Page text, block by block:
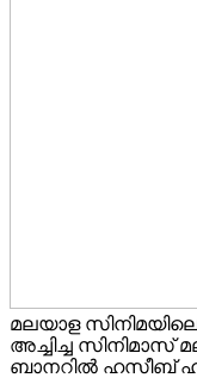
മലയാള
അച്ചിച്ച സിനിമാസ്
ബാനറിൽ ഹസീബ്